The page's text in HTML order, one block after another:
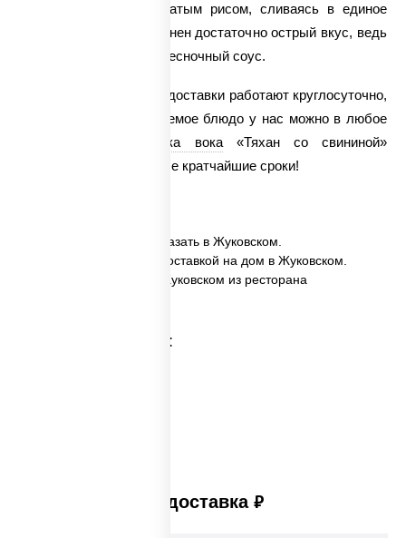
сочетаются с рассыпчатым рисом, сливаясь в единое
целое. Блюду свойственен достаточно острый вкус, ведь
в его составе имеется чесночный соус.
Наши повара и служба доставки работают круглосуточно,
поэтому заказать желаемое блюдо у нас можно в любое
Доставка вока«Тяхан со свининой»
осуществляется в самые кратчайшие сроки!
✅ Тяхан со свининой заказать в Жуковском.
✅ Тяхан со свининой с доставкой на дом в Жуковском.
✅ Тяхан со свининой в Жуковском из ресторана
Категории товара:
Платная доставка руб